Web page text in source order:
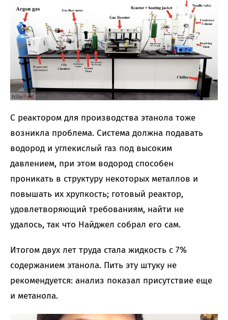
С реактором для производства этанола тоже
возникла проблема. Система должна подавать
водород и углекислый газ под высоким
давлением, при этом водород способен
проникать в структуру некоторых металлов и
повышать их хрупкость; готовый реактор,
удовлетворяющий требованиям, найти не
удалось, так что Найджел собрал его сам.
Итогом двух лет труда стала жидкость с 7%
содержанием этанола. Пить эту штуку не
рекомендуется: анализ показал присутствие еще
и метанола.